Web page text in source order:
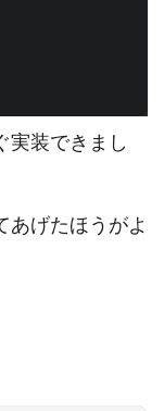
実装できまし
あげたほうがよ